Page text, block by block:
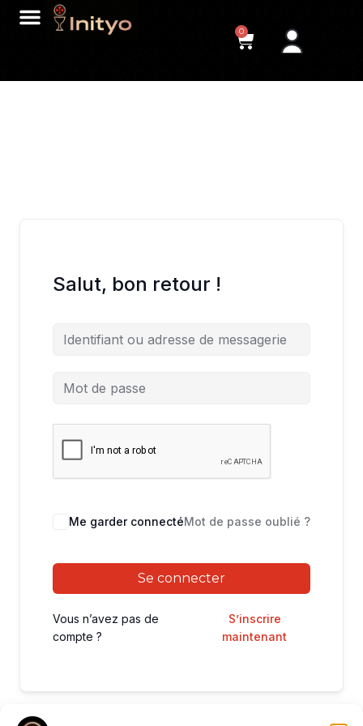
0
Salut, bon retour !
Me garder connectéMot de passe oublié ?
Se connecter
Vous n’avez pas de
compte ?
S’inscrire
maintenant